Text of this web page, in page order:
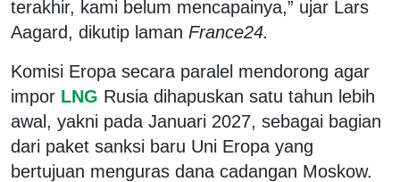
terakhir, kami belum mencapainya,” ujar Lars
Aagard, dikutip laman France24.
Komisi Eropa secara paralel mendorong agar
impor LNG Rusia dihapuskan satu tahun lebih
awal, yakni pada Januari 2027, sebagai bagian
dari paket sanksi baru Uni Eropa yang
bertujuan menguras dana cadangan Moskow.